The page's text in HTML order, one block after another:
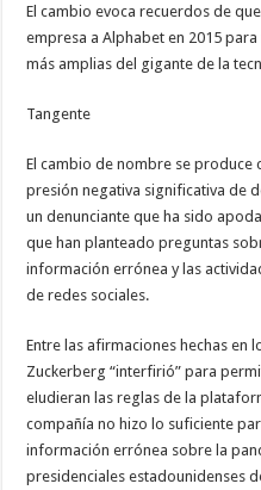
El cambio evoca recuerdos de
empresa a Alphabet en 2015
más amplias del gigante de la
Tangente
El cambio de nombre se produce
presión negativa significativa de
un denunciante que ha sido
que han planteado preguntas
información errónea y las
de redes sociales.
Entre las afirmaciones hechas en
Zuckerberg “interfirió” para
eludieran las reglas de la
compañía no hizo lo suficiente
información errónea sobre la
presidenciales estadounidenses